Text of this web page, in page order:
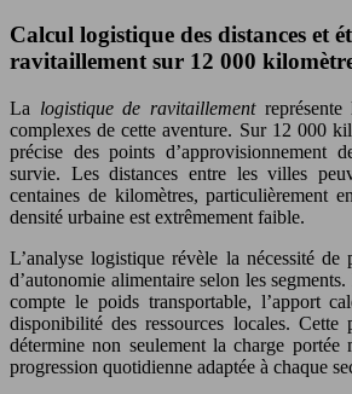
Calcul logistique des distances et
ravitaillement sur 12 000
La logistique de ravitaillement
complexes de cette aventure. Sur 12 000
précise des points d’approvisionnement
survie. Les distances entre les villes
centaines de kilomètres, particulièrement
densité urbaine est extrêmement faible.
L’analyse logistique révèle la nécessité
d’autonomie alimentaire selon les
compte le poids transportable, l’apport
disponibilité des ressources locales. Cette
détermine non seulement la charge portée
progression quotidienne adaptée à chaque